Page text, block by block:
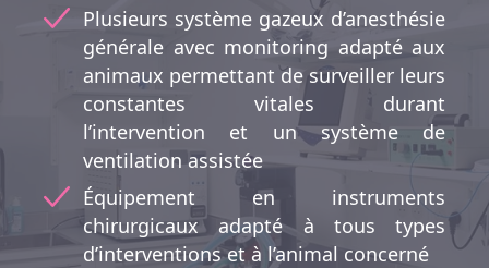
Plusieurs système gazeux d’anesthésie
générale avec monitoring adapté aux
animaux permettant de surveiller leurs
constantes vitales durant
l’intervention et un système de
ventilation assistée
Équipement en instruments
chirurgicaux adapté à tous types
d’interventions et à l’animal concerné